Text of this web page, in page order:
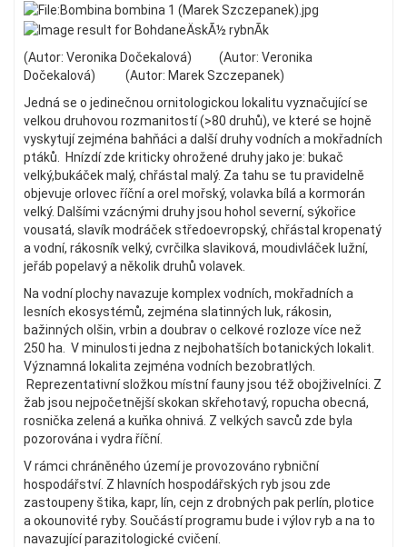
(Autor: Veronika Dočekalová) (Autor: Veronika
Dočekalová) (Autor: Marek Szczepanek)
Jedná se o jedinečnou ornitologickou lokalitu vyznačující se
velkou druhovou rozmanitostí (>80 druhů), ve které se hojně
vyskytují zejména bahňáci a další druhy vodních a mokřadních
ptáků. Hnízdí zde kriticky ohrožené druhy jako je: bukač
velký,bukáček malý, chřástal malý. Za tahu se tu pravidelně
objevuje orlovec říční a orel mořský, volavka bílá a kormorán
velký. Dalšími vzácnými druhy jsou hohol severní, sýkořice
vousatá, slavík modráček středoevropský, chřástal kropenatý
a vodní, rákosník velký, cvrčilka slaviková, moudivláček lužní,
jeřáb popelavý a několik druhů volavek.
Na vodní plochy navazuje komplex vodních, mokřadních a
lesních ekosystémů, zejména slatinných luk, rákosin,
bažinných olšin, vrbin a doubrav o celkové rozloze více než
250 ha. V minulosti jedna z nejbohatších botanických lokalit.
Významná lokalita zejména vodních bezobratlých.
Reprezentativní složkou místní fauny jsou též obojživelníci. Z
žab jsou nejpočetnější skokan skřehotavý, ropucha obecná,
rosnička zelená a kuňka ohnivá. Z velkých savců zde byla
pozorována i vydra říční.
V rámci chráněného území je provozováno rybniční
hospodářství. Z hlavních hospodářských ryb jsou zde
zastoupeny štika, kapr, lín, cejn z drobných pak perlín, plotice
a okounovité ryby. Součástí programu bude i výlov ryb a na to
navazující parazitologické cvičení.